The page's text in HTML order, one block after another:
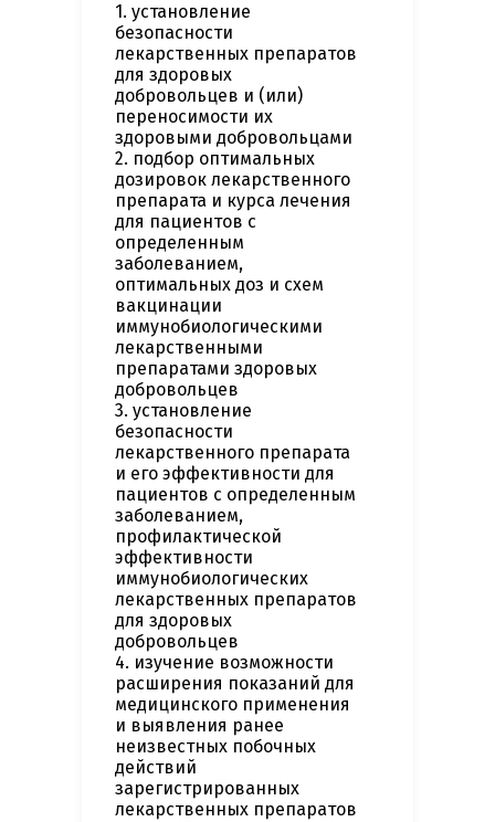
1. установление
безопасности
лекарственных препаратов
для здоровых
добровольцев и (или)
переносимости их
здоровыми добровольцами
2. подбор оптимальных
дозировок лекарственного
препарата и курса лечения
для пациентов с
определенным
заболеванием,
оптимальных доз и схем
вакцинации
иммунобиологическими
лекарственными
препаратами здоровых
добровольцев
3. установление
безопасности
лекарственного препарата
и его эффективности для
пациентов с определенным
заболеванием,
профилактической
эффективности
иммунобиологических
лекарственных препаратов
для здоровых
добровольцев
4. изучение возможности
расширения показаний для
медицинского применения
и выявления ранее
неизвестных побочных
действий
зарегистрированных
лекарственных препаратов